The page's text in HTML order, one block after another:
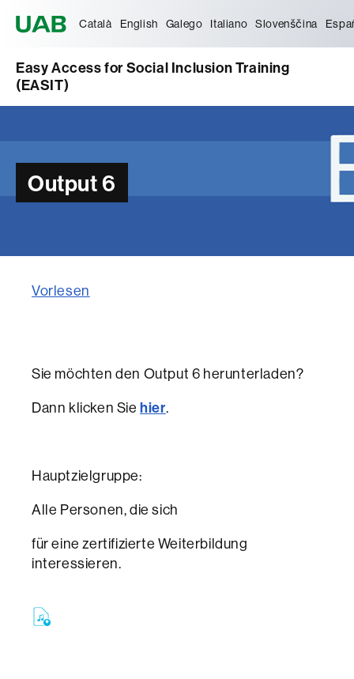
Català English Galego Italiano Slovenščina
Easy Access for Social Inclusion Training
(EASIT)
Output 6
Vorlesen
Sie möchten den Output 6 herunterladen?
Dann klicken Siehier.
Hauptzielgruppe:
Alle Personen, die sich
für eine zertifizierte Weiterbildung
interessieren.